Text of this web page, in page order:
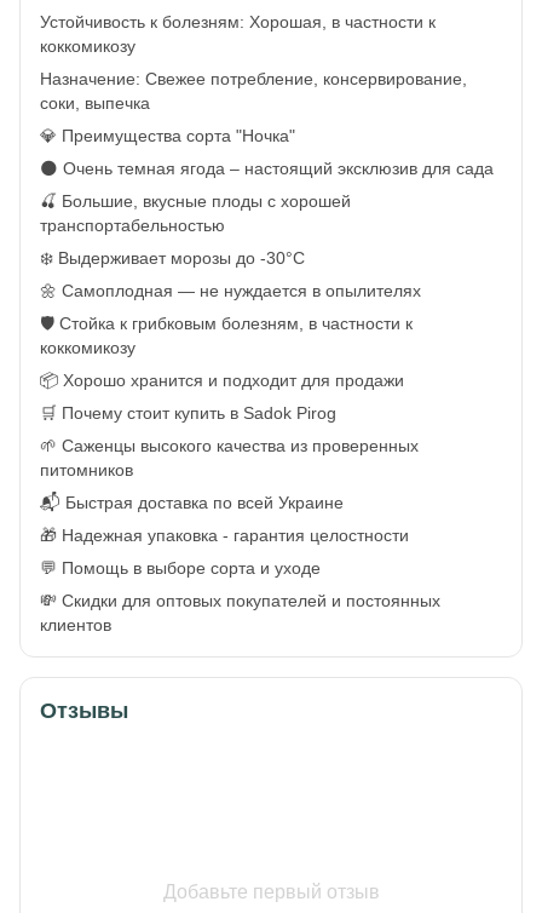
Устойчивость к болезням: Хорошая, в частности к
коккомикозу
Назначение: Свежее потребление, консервирование,
соки, выпечка
💎 Преимущества сорта "Ночка"
🌑 Очень темная ягода – настоящий эксклюзив для сада
🍒 Большие, вкусные плоды с хорошей
транспортабельностью
❄️ Выдерживает морозы до -30°C
🌼 Самоплодная — не нуждается в опылителях
🛡️ Стойка к грибковым болезням, в частности к
коккомикозу
📦 Хорошо хранится и подходит для продажи
🛒 Почему стоит купить в Sadok Pirog
🌱 Саженцы высокого качества из проверенных
питомников
📬 Быстрая доставка по всей Украине
🎁 Надежная упаковка - гарантия целостности
💬 Помощь в выборе сорта и уходе
💸 Скидки для оптовых покупателей и постоянных
клиентов
Отзывы
Добавьте первый отзыв